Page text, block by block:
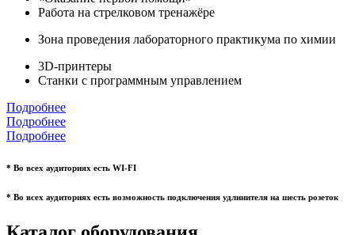
Работа на стрелковом тренажёре
Зона проведения лабораторного практикума по химии
3D-принтеры
Станки с программным управлением
Подробнее
Подробнее
Подробнее
* Во всех аудиториях есть WI-FI
* Во всех аудиториях есть возможность подключения удлинителя на шесть розеток